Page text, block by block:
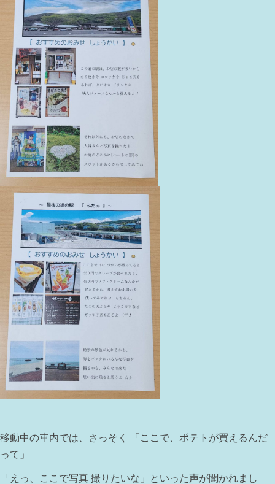
移動中の車内では、さっそく 「ここで、ポテトが買えるんだ
って」
「えっ、ここで写真 撮りたいな」といった声が聞かれまし